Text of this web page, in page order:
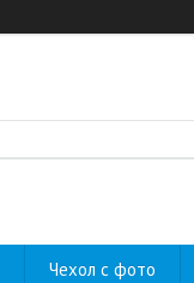
Чехол с фото